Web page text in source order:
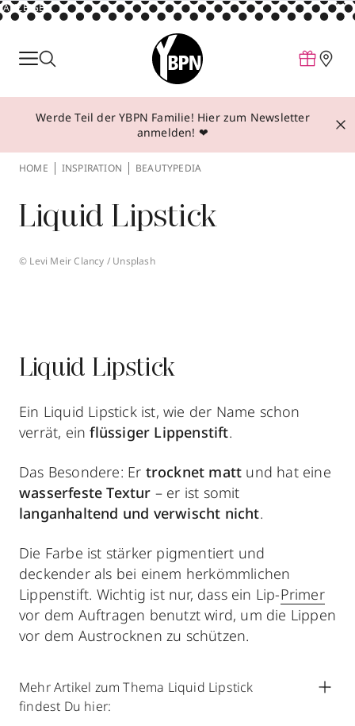
ANZEIGE
Parfum
Make-up
Behandlungen
Über YBPN
Aktionen
Werde Teil der YBPN Familie! Hier zum Newsletter
anmelden! ❤
HOME INSPIRATION BEAUTYPEDIA
Liquid Lipstick
© Levi Meir Clancy / Unsplash
Liquid Lipstick
Ein Liquid Lipstick ist, wie der Name schon
verrät, ein flüssiger Lippenstift.
Das Besondere: Er trocknet matt und hat eine
wasserfeste Textur – er ist somit
langanhaltend und verwischt nicht.
Die Farbe ist stärker pigmentiert und
deckender als bei einem herkömmlichen
Lippenstift. Wichtig ist nur, dass ein Lip-Primer
vor dem Auftragen benutzt wird, um die Lippen
vor dem Austrocknen zu schützen.
Mehr Artikel zum Thema Liquid Lipstick
findest Du hier: